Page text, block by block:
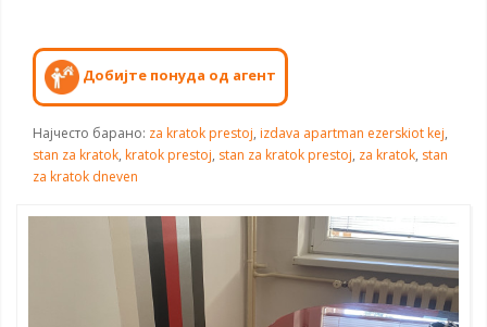
Добијте понуда од агент
Најчесто барано: za kratok prestoj, izdava apartman ezerskiot kej,
stan za kratok, kratok prestoj, stan za kratok prestoj, za kratok, stan
za kratok dneven